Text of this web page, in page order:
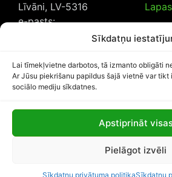
Sīkdatņu
Lai tīmekļvietne darbotos, tā izmanto obligāti
Ar Jūsu piekrišanu papildus šajā vietnē var
sociālo mediju sīkdatnes.
Apstiprināt
Pielāgot izvēli
Sīkdatņu privātuma politikaSīkdatņu
Līvāni, LV-5316
e-pasts:
20230925
Lapas apmeklētāju skaits: